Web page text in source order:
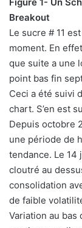
Figure 1- Un
Breakout
Le sucre # 11
moment. En
que suite a une
point bas fin
Ceci a été suivi
chart. S’en est
Depuis octobre
une période de
tendance. Le 14
cloutré au
consolidation
de faible
Variation au bas